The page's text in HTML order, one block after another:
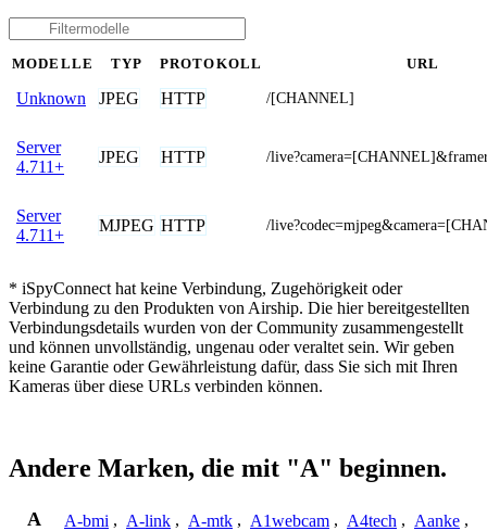
MODELLE TYP PROTOKOLL URL
Unknown JPEG HTTP /[CHANNEL]
Server
4.711+
JPEG HTTP /
Server
4.711+
MJPEG HTTP /
* iSpyConnect hat keine Verbindung, Zugehörigkeit oder
Verbindung zu den Produkten von Airship. Die hier bereitgestellten
Verbindungsdetails wurden von der Community zusammengestellt
und können unvollständig, ungenau oder veraltet sein. Wir geben
keine Garantie oder Gewährleistung dafür, dass Sie sich mit Ihren
Kameras über diese URLs verbinden können.
Andere Marken, die mit "A" beginnen.
A A-bmi , A-link , A-mtk , A1webcam , A4tech , Aanke ,